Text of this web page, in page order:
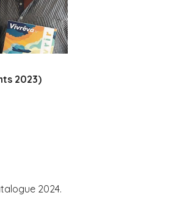
2023)
2024.